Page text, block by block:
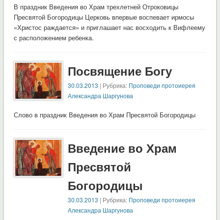
В праздник Введения во Храм трехлетней Отроковицы
Пресвятой Богородицы Церковь впервые воспевает ирмосы
«Христос раждается» и приглашает нас восходить к Вифлеему
с расположением ребенка.
Посвящение Богу
30.03.2013 | Рубрика: Проповеди протоиерея
Александра Шаргунова
Слово в праздник Введения во Храм Пресвятой Богородицы
Введение во Храм
Пресвятой
Богородицы
30.03.2013 | Рубрика: Проповеди протоиерея
Александра Шаргунова